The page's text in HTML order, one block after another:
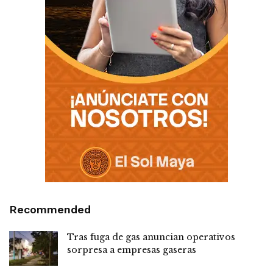
Recommended
Tras fuga de gas anuncian operativos
sorpresa a empresas gaseras